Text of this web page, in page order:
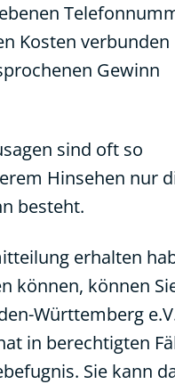
Kosten verbunden
Gewinn
sind oft so
Hinsehen nur
besteht.
erhalten
können, können
Württemberg
in berechtigten
Sie kann